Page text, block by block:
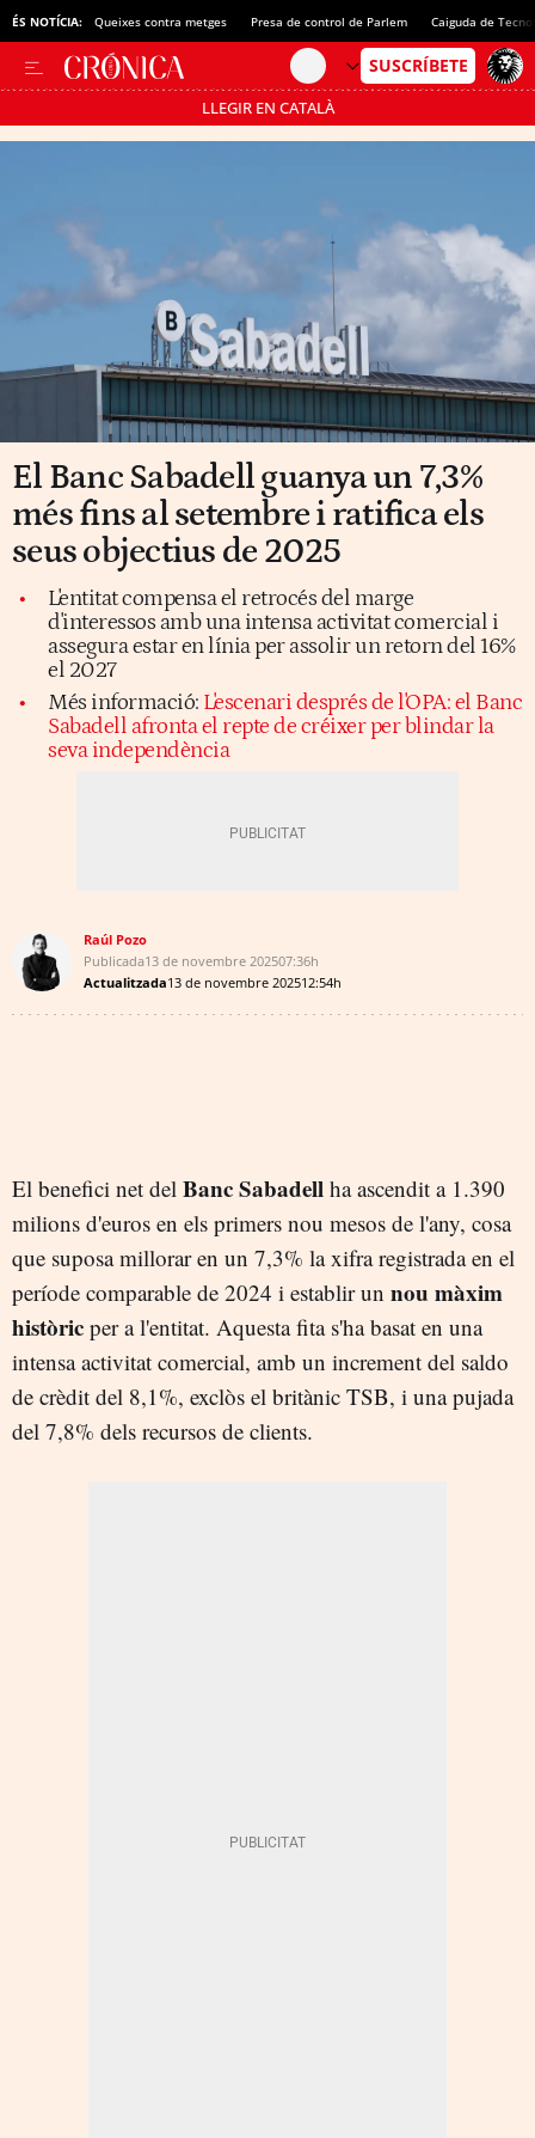
ÉS NOTÍCIA: Queixes contra metges Presa de control de Parlem Caiguda de
LLEGIR EN CATALÀ
Passa’t al mode estalvi
El Banc Sabadell guanya un 7,3%
més fins al setembre i ratifica els
seus objectius de 2025
L'entitat compensa el retrocés del marge
d'interessos amb una intensa activitat comercial i
assegura estar en línia per assolir un retorn del 16%
el 2027
Més informació: L'escenari després de l'OPA: el Banc
Sabadell afronta el repte de créixer per blindar la
seva independència
Raúl Pozo
Publicada13 de novembre 202507:36h
Actualitzada13 de novembre 202512:54h
El benefici net del Banc Sabadell ha ascendit a 1.390
milions d'euros en els primers nou mesos de l'any, cosa
que suposa millorar en un 7,3% la xifra registrada en el
període comparable de 2024 i establir un nou màxim
històric per a l'entitat. Aquesta fita s'ha basat en una
intensa activitat comercial, amb un increment del saldo
de crèdit del 8,1%, exclòs el britànic TSB, i una pujada
del 7,8% dels recursos de clients.